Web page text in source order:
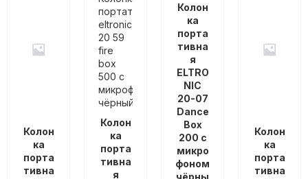
Колон
ка
порта
тивна
Колон
ка
порта
тивна
я
Колон
ка
порта
тивна
я
ELTRO
NIC
20-07
Dance
Box
200 с
микро
фоном
чёрны
Колон
ка
порта
тивна